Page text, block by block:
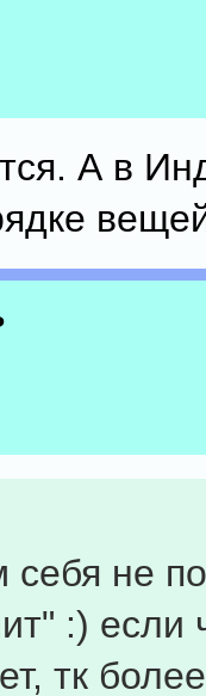
А в
себя не
:) если
тк